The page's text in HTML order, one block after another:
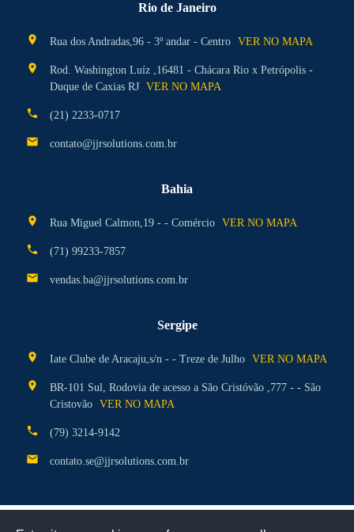
Rio de Janeiro
location_on Rua dos Andradas,96 - 3º andar - Centro VER NO MAPA
location_on
Rod. Washington Luíz ,16481 - Chácara Rio x Petrópolis -
Duque de Caxias RJ VER NO MAPA
phone (21) 2233-0717
mail contato@jjrsolutions.com.br
Bahia
location_on Rua Miguel Calmon,19 - - Comércio VER NO MAPA
phone (71) 99233-7857
mail vendas.ba@jjrsolutions.com.br
Sergipe
location_on Iate Clube de Aracaju,s/n - - Treze de Julho VER NO MAPA
location_on
BR-101 Sul, Rodovia de acesso a São Cristóvão ,777 - - São
Cristovão VER NO MAPA
phone (79) 3214-9142
mail contato.se@jjrsolutions.com.br